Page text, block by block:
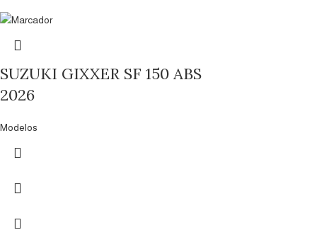
SUZUKI GIXXER SF 150 ABS
2026
Modelos